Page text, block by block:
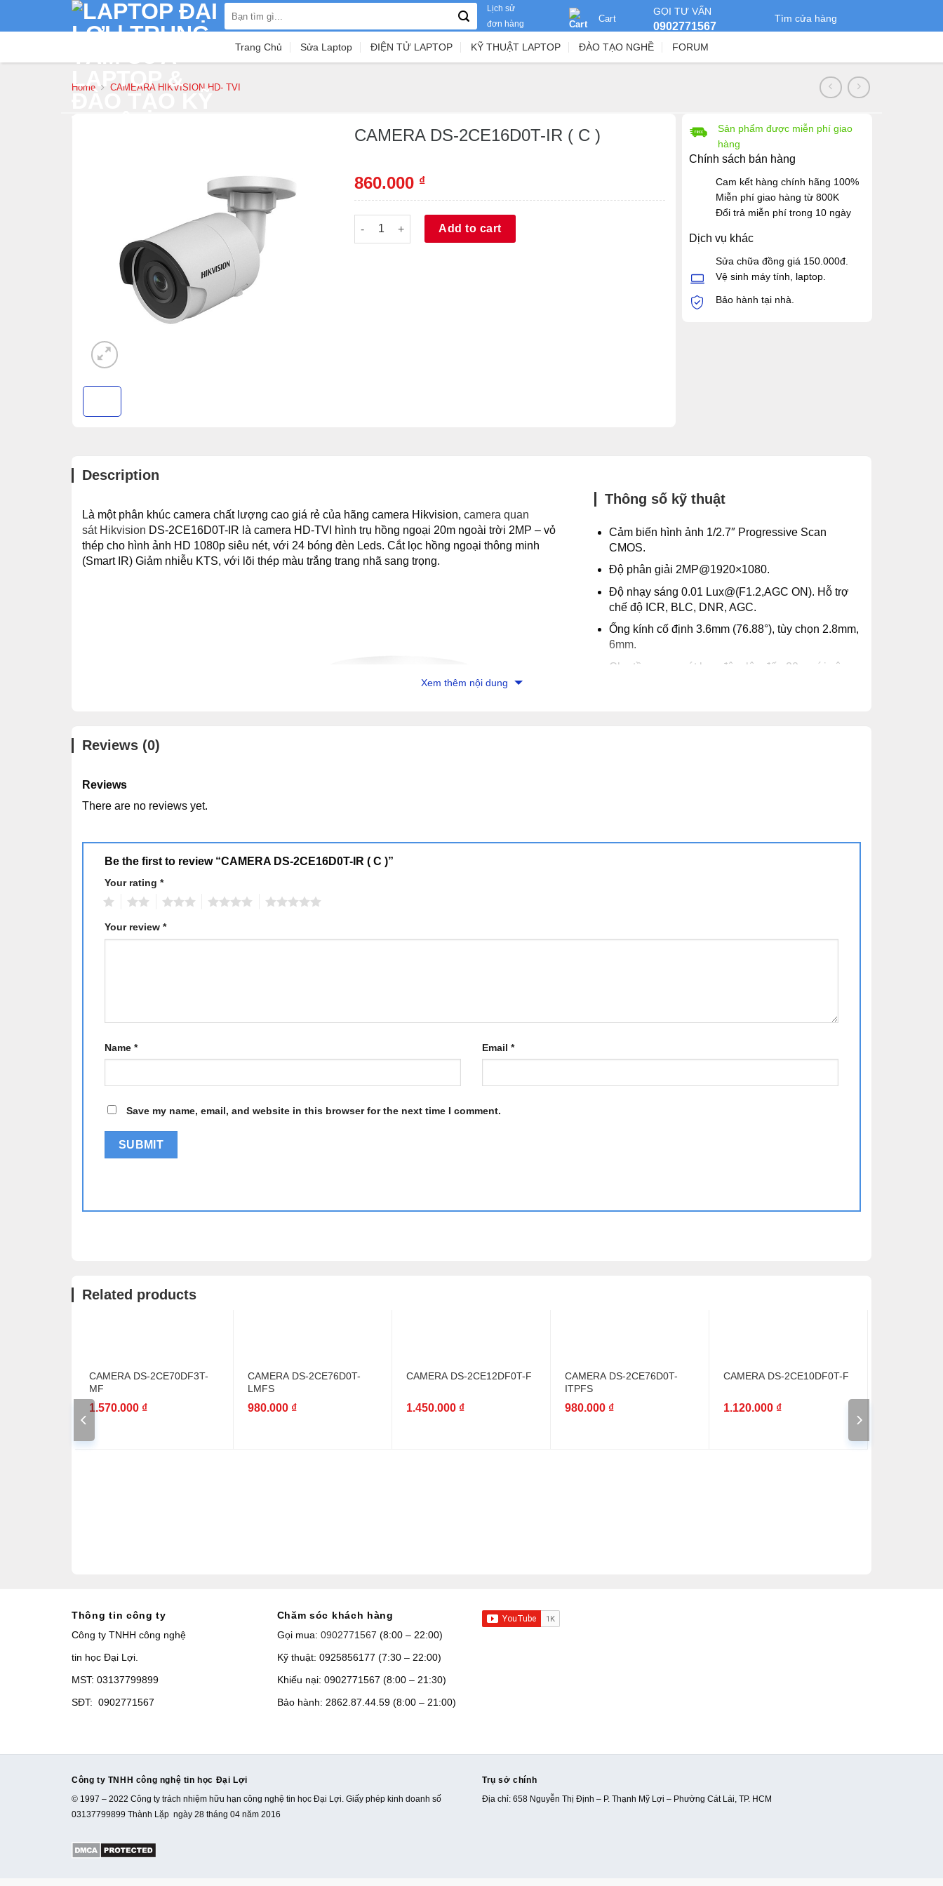
Lịch sử
đơn hàng
Cart
GỌI TƯ VẤN
0902771567
Tìm cửa hàng
Trang Chủ Sửa Laptop ĐIỆN TỬ LAPTOP KỸ THUẬT LAPTOP ĐÀO TẠO NGHỀ FORUM
Home CAMEARA HIKVISION HD- TVI
CAMERA DS-2CE16D0T-IR ( C )
860.000 ₫
CAMERA DS-2CE16D0T-IR ( C ) quantity
Add to cart
Sản phẩm được miễn phí giao
hàng
Chính sách bán hàng
Cam kết hàng chính hãng 100%
Miễn phí giao hàng từ 800K
Đổi trả miễn phí trong 10 ngày
Dịch vụ khác
Sửa chữa đồng giá 150.000đ.
Vệ sinh máy tính, laptop.
Bảo hành tại nhà.
Description
Thông số kỹ thuật
Cảm biến hình ảnh 1/2.7″ Progressive Scan
CMOS.
Độ phân giải 2MP@1920×1080.
Độ nhạy sáng 0.01 Lux@(F1.2,AGC ON). Hỗ trợ
chế độ ICR, BLC, DNR, AGC.
Ống kính cố định 3.6mm (76.88°), tùy chọn 2.8mm,
6mm.
Cho tầm quan sát ban đêm lên đến 20m với công
Là một phân khúc camera chất lượng cao giá rẻ của hãng camera Hikvision, camera quan
sát Hikvision DS-2CE16D0T-IR là camera HD-TVI hình trụ hồng ngoại 20m ngoài trời 2MP – vỏ
thép cho hình ảnh HD 1080p siêu nét, với 24 bóng đèn Leds. Cắt lọc hồng ngoại thông minh
(Smart IR) Giảm nhiễu KTS, với lõi thép màu trắng trang nhã sang trọng.
Xem thêm nội dung
Reviews (0)
Reviews
There are no reviews yet.
Be the first to review “CAMERA DS-2CE16D0T-IR ( C )”
Your rating *
Your review *
Name * Email *
Save my name, email, and website in this browser for the next time I comment.
Alternative:
Related products
CAMERA DS-2CE70DF3T-
MF
1.570.000 ₫
CAMERA DS-2CE76D0T-
LMFS
980.000 ₫
CAMERA DS-2CE12DF0T-F
1.450.000 ₫
CAMERA DS-2CE76D0T-
ITPFS
980.000 ₫
CAMERA DS-2CE10DF0T-F
1.120.000 ₫
Thông tin công ty
Công ty TNHH công nghệ
tin học Đại Lợi.
MST: 03137799899
SĐT: 0902771567
Chăm sóc khách hàng
Gọi mua: 0902771567 (8:00 – 22:00)
Kỹ thuật: 0925856177 (7:30 – 22:00)
Khiếu nại: 0902771567 (8:00 – 21:30)
Bảo hành: 2862.87.44.59 (8:00 – 21:00)
Công ty TNHH công nghệ tin học Đại Lợi
© 1997 – 2022 Công ty trách nhiệm hữu hạn công nghệ tin học Đại Lợi. Giấy phép kinh doanh số
03137799899 Thành Lặp ngày 28 tháng 04 năm 2016
Trụ sở chính
Địa chỉ: 658 Nguyễn Thị Định – P. Thạnh Mỹ Lợi – Phường Cát Lái, TP. HCM